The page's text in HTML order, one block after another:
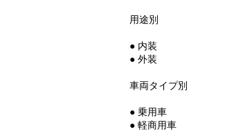
用途別
● 内装
● 外装
車両タイプ別
● 乗用車
● 軽商用車